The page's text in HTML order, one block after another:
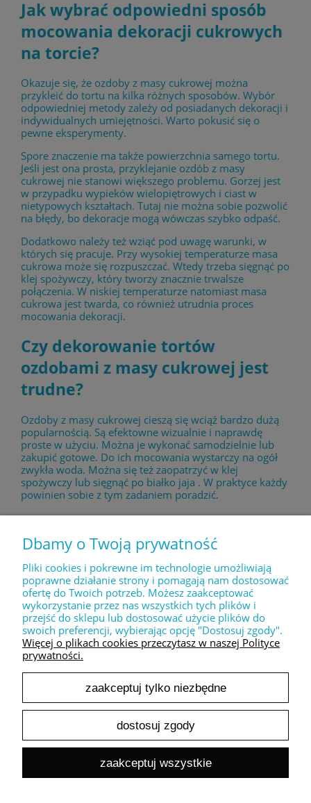
Jak wybrać odpowiedni sposób
mocowania dekoracji cukrowych
na torcie?
Okazuje się, że ozdoby z masy cukrowej można
przykleić do tortu na kilka różnych sposobów. Wybór
odpowiedniej metody zależy od posiadanych dekoracji i
indywidualnych umiejętności. Warto pokusić się o
pewne eksperymenty.
Spore znaczenie ma także powierzchnia samego tortu.
Jeśli jest ona prosta, przyklejanie ozdób z masy
cukrowej nie stanowi większego problemu. Gorzej jest
w przypadku wypieków wielopiętrowych i ciast w
nietypowych kształtach. Tutaj nie można sobie pozwolić
na błędy, bo dekoracje mogą wówczas szybko odpaść.
Dodatkowo należy też wziąć pod uwagę warunki, w
których się pracuje. Przy wysokiej temperaturze masa
cukrowa może się rozpuszczać. Wtedy trzeba sięgnąć po
klej spożywczy, który tworzy znacznie trwalsze
połączenia. W niskiej temperaturze natomiast masa
cukrowa jest twarda, co również utrudnia proces
mocowania dekoracji.
Czy dekorowanie tortów
ozdobami z masy cukrowej jest
trudne?
Ozdoby z masy cukrowej cieszą się wciąż bardzo dużą
popularnością. Są efektowne wizualnie i naprawdę
proste w użyciu. Można je wykonać samodzielnie lub
zakupić gotowe. Do ich mocowania wystarczy na ogół
zwykła woda. Można się też zaopatrzyć w klej
spożywczy lub sięgnąć po białko jaja . W praktyce każdy
powinien sobie z tym zadaniem poradzić.
POMOC
MOJE KONTO
INFORMACJE
O NAS
Dbamy o Twoją prywatność
Pliki cookies i pokrewne im technologie umożliwiają
poprawne działanie strony i pomagają nam dostosować
ofertę do Twoich potrzeb. Możesz zaakceptować
wykorzystanie przez nas wszystkich tych plików i
przejść do sklepu lub dostosować użycie plików do
swoich preferencji, wybierając opcję "Dostosuj zgody".
Więcej o plikach cookies przeczytasz w naszej Polityce
prywatności.
zaakceptuj tylko niezbędne
dostosuj zgody
zaakceptuj wszystkie